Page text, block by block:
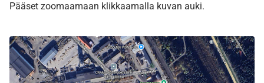
Pääset zoomaamaan klikkaamalla kuvan auki.